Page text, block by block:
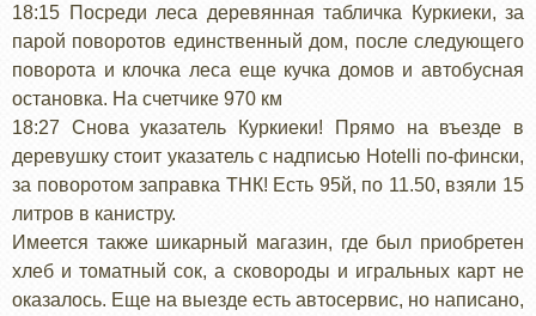
18:15 Посреди леса деревянная табличка Куркиеки, за
парой поворотов единственный дом, после следующего
поворота и клочка леса еще кучка домов и автобусная
остановка. На счетчике 970 км
18:27 Снова указатель Куркиеки! Прямо на въезде в
деревушку стоит указатель с надписью Hotelli по-фински,
за поворотом заправка ТНК! Есть 95й, по 11.50, взяли 15
литров в канистру.
Имеется также шикарный магазин, где был приобретен
хлеб и томатный сок, а сковороды и игральных карт не
оказалось. Еще на выезде есть автосервис, но написано,